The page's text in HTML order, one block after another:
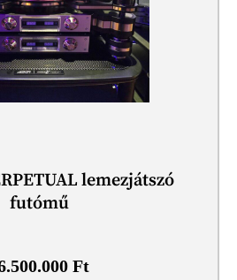
lemezjátszó
futómű
Ft